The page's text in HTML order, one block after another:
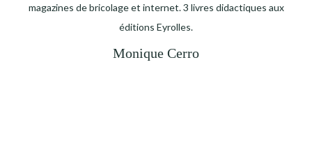
magazines de bricolage et internet. 3 livres didactiques aux
éditions Eyrolles.
Monique Cerro